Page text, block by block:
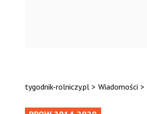
tygodnik-rolniczy.pl > Wiadomości >